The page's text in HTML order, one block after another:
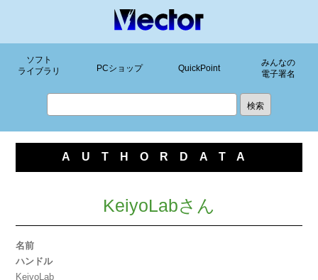
ソフト
ライブラリ
PCショップ QuickPoint
みんなの
電子署名
AUTHORDATA
KeiyoLabさん
名前
ハンドル
KeiyoLab